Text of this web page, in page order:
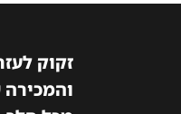
זקוק
והמכירה